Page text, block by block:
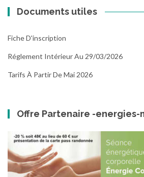
Documents utiles
Fiche D'inscription
Réglement Intérieur Au 29/03/2026
Tarifs À Partir De Mai 2026
Offre Partenaire -